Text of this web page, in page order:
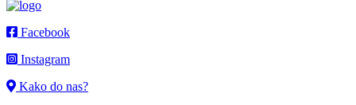
Facebook
Instagram
Kako do nas?